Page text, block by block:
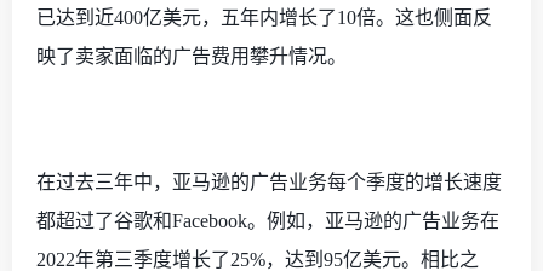
已达到近400亿美元，五年内增长了10倍。这也侧面反
映了卖家面临的广告费用攀升情况。
在过去三年中，亚马逊的广告业务每个季度的增长速度
都超过了谷歌和Facebook。例如，亚马逊的广告业务在
2022年第三季度增长了25%，达到95亿美元。相比之